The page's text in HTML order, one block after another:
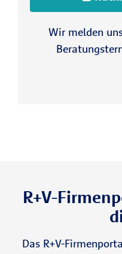
Wir melden
R+V-
Das R+V-